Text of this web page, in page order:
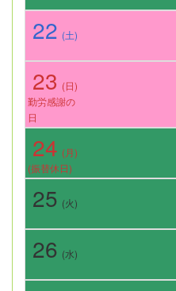
22 (土)
23 (日)
勤労感謝の
日
24 (月)
(振替休日)
25 (火)
26 (水)